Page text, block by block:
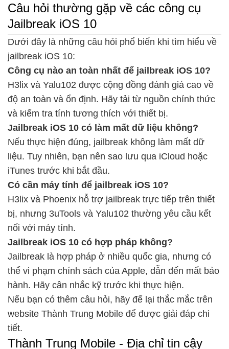
Câu hỏi thường gặp về các công cụ
Jailbreak iOS 10
Dưới đây là những câu hỏi phổ biến khi tìm hiểu về
jailbreak iOS 10:
Công cụ nào an toàn nhất để jailbreak iOS 10?
H3lix và Yalu102 được cộng đồng đánh giá cao về
độ an toàn và ổn định. Hãy tải từ nguồn chính thức
và kiểm tra tính tương thích với thiết bị.
Jailbreak iOS 10 có làm mất dữ liệu không?
Nếu thực hiện đúng, jailbreak không làm mất dữ
liệu. Tuy nhiên, bạn nên sao lưu qua iCloud hoặc
iTunes trước khi bắt đầu.
Có cần máy tính để jailbreak iOS 10?
H3lix và Phoenix hỗ trợ jailbreak trực tiếp trên thiết
bị, nhưng 3uTools và Yalu102 thường yêu cầu kết
nối với máy tính.
Jailbreak iOS 10 có hợp pháp không?
Jailbreak là hợp pháp ở nhiều quốc gia, nhưng có
thể vi phạm chính sách của Apple, dẫn đến mất bảo
hành. Hãy cân nhắc kỹ trước khi thực hiện.
Nếu bạn có thêm câu hỏi, hãy để lại thắc mắc trên
website Thành Trung Mobile để được giải đáp chi
tiết.
Thành Trung Mobile - Địa chỉ tin cậy